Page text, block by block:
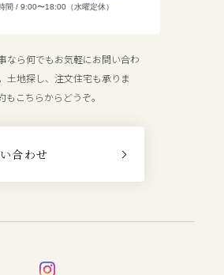
間 / 9:00〜18:00（水曜定休）
なら何でもお気軽にお問い合わ
土地探し、注文住宅も承りま
もこちらからどうぞ。
合わせ